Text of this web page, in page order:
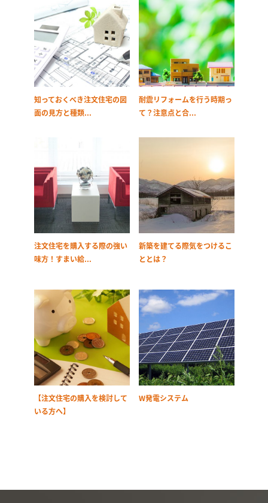
知っておくべき注文住宅の図
面の見方と種類...
耐震リフォームを行う時期っ
て？注意点と合...
注文住宅を購入する際の強い
味方！すまい給...
新築を建てる際気をつけるこ
ととは？
【注文住宅の購入を検討して
いる方へ】
W発電システム